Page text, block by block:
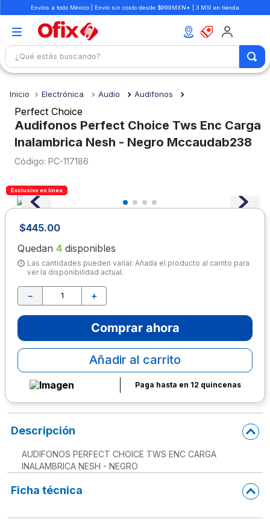
Envíos a todo México | Envío sin costo desde $999MXN* | 3 MSI en tienda
¿Qué estás buscando?
Electrónica Audio Audifonos
Perfect Choice
Audifonos Perfect Choice Tws Enc Carga
Inalambrica Nesh - Negro Mccaudab238
: PC-117186
Exclusivo en línea
$445.00
Quedan 4 disponibles
Las cantidades pueden variar. Añada el producto al carrito para
ver la disponibilidad actual.
＋
－
Comprar ahora
Añadir al carrito
Paga hasta en 12 quincenas
Descripción
AUDIFONOS PERFECT CHOICE TWS ENC CARGA
INALAMBRICA NESH - NEGRO
Ficha técnica
1.
mochilas
2
libretas
3.
cuaderno
4.
cuadernos
5.
colores
6.
boligrafo
7.
escolar
8.
sacapuntas
9.
lapiz
10. escritorio